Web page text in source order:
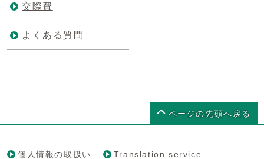
交際費
よくある質問
ページの先頭へ戻る
個人情報の取扱い Translation service